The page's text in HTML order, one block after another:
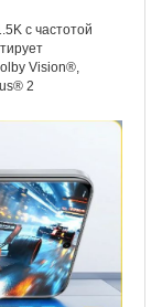
с частотой
Vision®,
2